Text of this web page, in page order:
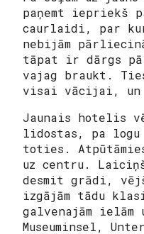
paņemt iepriekš
caurlaidi, par
nebijām
tāpat ir dārgs
vajag braukt.
visai vācijai, un
Jaunais hotelis
lidostas, pa
toties.
uz centru.
desmit grādi,
izgājām tādu
galvenajām ielām
Museuminsel,